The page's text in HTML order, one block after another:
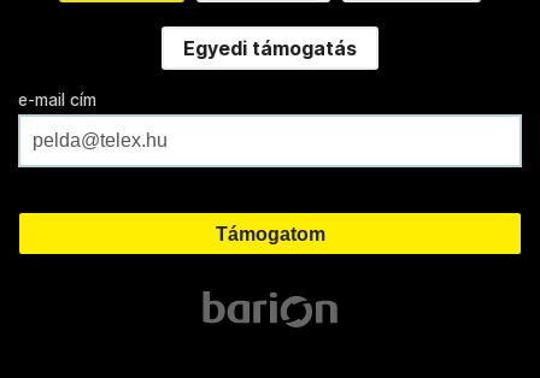
Egyedi támogatás
e-mail cím